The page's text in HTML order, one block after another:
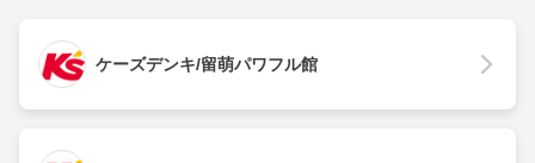
ケーズデンキ/留萌パワフル館